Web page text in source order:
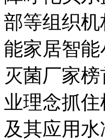
部等组织
能家居智
灭菌厂家
业理念抓
及其应用